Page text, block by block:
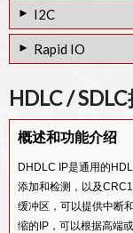
T2M IP 车规级
I2C
I2C主/从控控制器IP
Rapid IO
RAPIDIO
HDLC /
概述和功能介绍
DHDLC IP是通用的
添加和检测，以及
缓冲区，可以提供中断
缩的IP，可以根据高端